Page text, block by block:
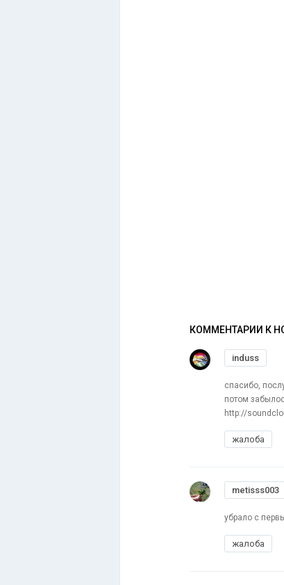
КОММЕНТАРИИ К
induss
спасибо,
потом
http://
жалоба
metisss003
убрало с
жалоба